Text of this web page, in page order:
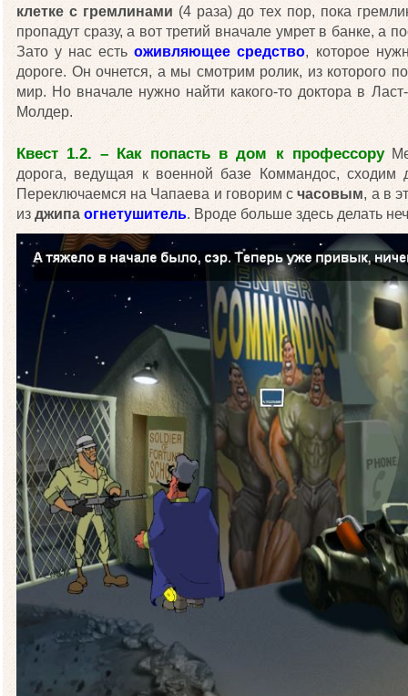
клетке с гремлинами (4 раза) до тех пор, пока
пропадут сразу, а вот третий вначале умрет в банке, а
Зато у нас естьоживляющее средство, которое
дороге. Он очнется, а мы смотрим ролик, из которого
мир. Но вначале нужно найти какого-то доктора в
Молдер.
Квест 1.2. – Как попасть в дом к профессору
дорога, ведущая к военной базе Коммандос, сходим
Переключаемся на Чапаева и говорим счасовым, а в
из джипа огнетушитель. Вроде больше здесь делать